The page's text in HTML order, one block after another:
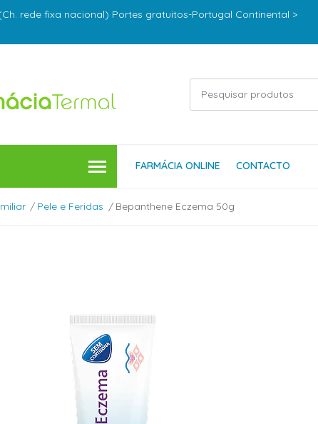
(Ch. rede fixa nacional) Portes gratuitos-Portugal Continental >
FARMÁCIA ONLINE CONTACTO
Pele e Feridas Bepanthene Eczema 50g